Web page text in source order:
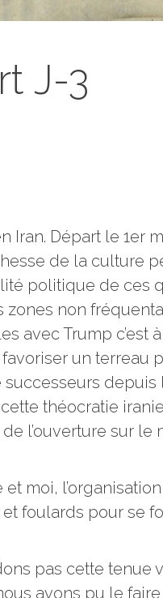
J-3
Iran. Départ le 1er
de la culture
politique de ces
non
avec Trump c’est
un terreau
théocratie
l’ouverture sur
moi,
foulards pour se
pas cette tenue
avons pu le